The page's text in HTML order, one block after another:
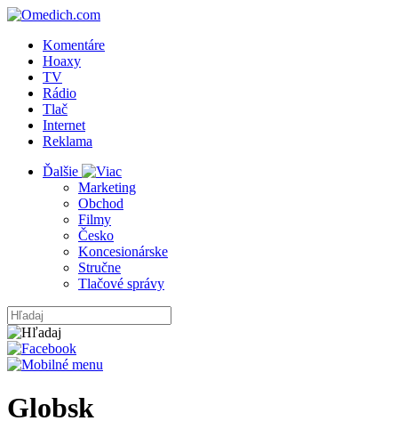
Komentáre
Hoaxy
TV
Rádio
Tlač
Internet
Reklama
Ďalšie
Marketing
Obchod
Filmy
Česko
Koncesionárske
Stručne
Tlačové správy
Globsk